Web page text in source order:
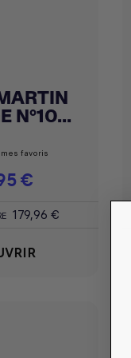
N°10...
favoris
€
179,96 €